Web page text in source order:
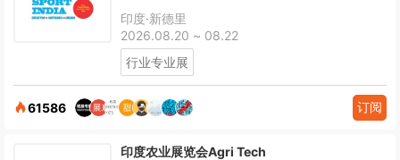
印度·新德里
2026.08.20 ~ 08.22
行业专业展
61586 订阅
印度农业展览会Agri Tech